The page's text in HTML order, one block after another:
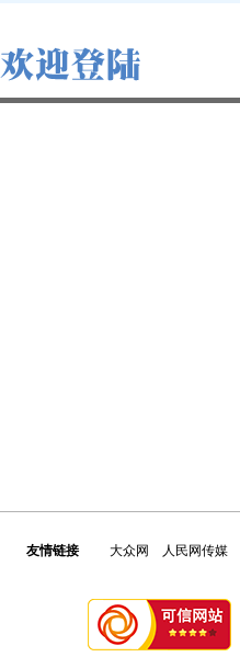
友情链接 大众网 人民网传媒